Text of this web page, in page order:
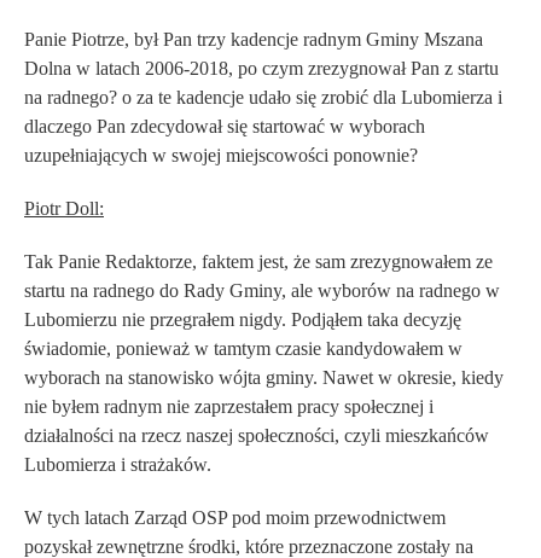
Panie Piotrze, był Pan trzy kadencje radnym Gminy Mszana
Dolna w latach 2006-2018, po czym zrezygnował Pan z startu
na radnego? o za te kadencje udało się zrobić dla Lubomierza i
dlaczego Pan zdecydował się startować w wyborach
uzupełniających w swojej miejscowości ponownie?
Piotr Doll:
Tak Panie Redaktorze, faktem jest, że sam zrezygnowałem ze
startu na radnego do Rady Gminy, ale wyborów na radnego w
Lubomierzu nie przegrałem nigdy. Podjąłem taka decyzję
świadomie, ponieważ w tamtym czasie kandydowałem w
wyborach na stanowisko wójta gminy. Nawet w okresie, kiedy
nie byłem radnym nie zaprzestałem pracy społecznej i
działalności na rzecz naszej społeczności, czyli mieszkańców
Lubomierza i strażaków.
W tych latach Zarząd OSP pod moim przewodnictwem
pozyskał zewnętrzne środki, które przeznaczone zostały na